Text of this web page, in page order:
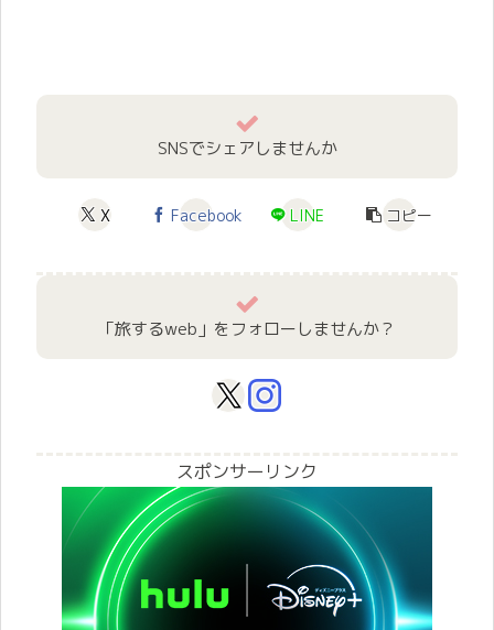
SNSでシェアしませんか
X Facebook LINE コピー
「旅するweb」をフォローしませんか？
スポンサーリンク